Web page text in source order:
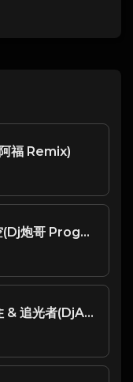
福 Remix)
王忻辰 & 苏星婕 - 清空(Dj炮哥 ProgHouse Mix国语合唱)
Sakee云雾 - 把你抱住 & 追光者(DjAn & Dj苏辛 ProgHouse Rmx 2025)